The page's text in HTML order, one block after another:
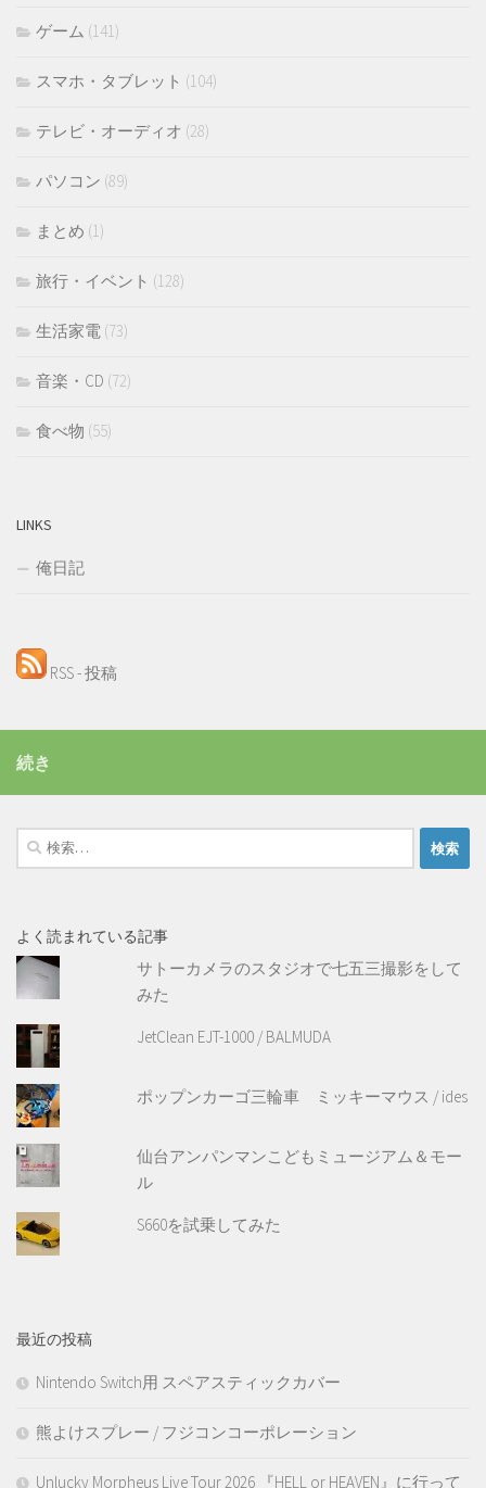
ゲーム (141)
スマホ・タブレット (104)
テレビ・オーディオ (28)
パソコン (89)
まとめ (1)
旅行・イベント (128)
生活家電 (73)
音楽・CD (72)
食べ物 (55)
LINKS
俺日記
RSS - 投稿
続き
検
索:
よく読まれている記事
サトーカメラのスタジオで七五三撮影をして
みた
JetClean EJT-1000 / BALMUDA
ポップンカーゴ三輪車 ミッキーマウス / ides
仙台アンパンマンこどもミュージアム＆モー
ル
S660を試乗してみた
最近の投稿
Nintendo Switch用 スペアスティックカバー
熊よけスプレー / フジコンコーポレーション
Unlucky Morpheus Live Tour 2026 『HELL or HEAVEN』に行って